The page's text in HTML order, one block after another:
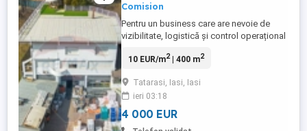
Comision
Pentru un business care are nevoie de
vizibilitate, logistică și control operațional
din Tătărași oferă o combinație rară:
pentru depozitare și o parcare generoasă
pentru clienți sau aprovizionare. O locație
potrivită pentru ...
10 EUR/m2| 400 m2
Tatarasi, Iasi, Iasi
ieri 03:18
4 000 EUR